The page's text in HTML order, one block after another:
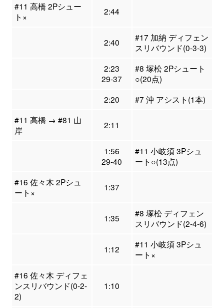
#11 高橋 2Pシュー
ト×
2:44
2:40
#17 加納 ディフェン
スリバウンド(0-3-3)
2:23
29-37
#8 塚松 2Pシュート
○(20点)
2:20
#7 沖 アシスト(1本)
#11 高橋 → #81 山
岸
2:11
1:56
29-40
#11 小岐須 3Pシュ
ート○(13点)
#16 佐々木 2Pシュ
ート×
1:37
1:35
#8 塚松 ディフェン
スリバウンド(2-4-6)
1:12
#11 小岐須 3Pシュ
ート×
#16 佐々木 ディフェ
ンスリバウンド(0-2-
2)
1:10